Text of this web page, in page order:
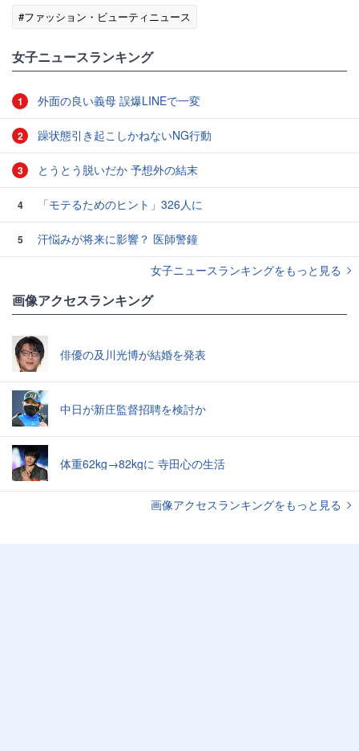
#ファッション・ビューティニュース
女子ニュースランキング
1 外面の良い義母 誤爆LINEで一変
2 躁状態引き起こしかねないNG行動
3 とうとう脱いだか 予想外の結末
4 「モテるためのヒント」326人に
5
汗悩みが将来に影響？ 医師警鐘
女子ニュースランキングをもっと見る
画像アクセスランキング
俳優の及川光博が結婚を発表
中日が新庄監督招聘を検討か
体重62kg→82kgに 寺田心の生活
画像アクセスランキングをもっと見る